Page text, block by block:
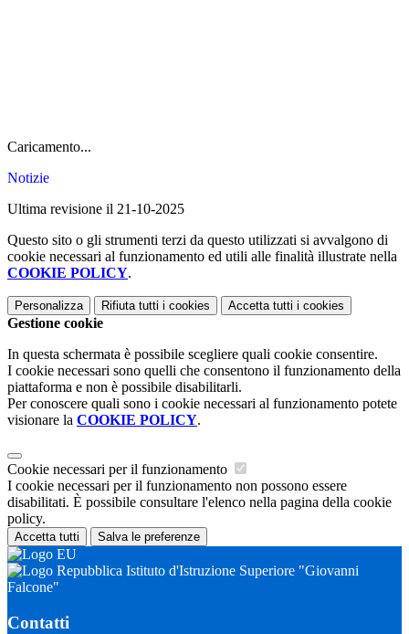
Caricamento...
Notizie
Ultima revisione il 21-10-2025
Questo sito o gli strumenti terzi da questo utilizzati si avvalgono di
cookie necessari al funzionamento ed utili alle finalità illustrate nella
COOKIE POLICY.
Personalizza Rifiuta tutti i cookies Accetta tutti i cookies
Gestione cookie
In questa schermata è possibile scegliere quali cookie consentire.
I cookie necessari sono quelli che consentono il funzionamento della
piattaforma e non è possibile disabilitarli.
Per conoscere quali sono i cookie necessari al funzionamento potete
visionare la COOKIE POLICY.
Cookie necessari per il funzionamento
I cookie necessari per il funzionamento non possono essere
disabilitati. È possibile consultare l'elenco nella pagina della cookie
policy.
Accetta tutti Salva le preferenze
Istituto d'Istruzione Superiore "Giovanni
Falcone"
Contatti